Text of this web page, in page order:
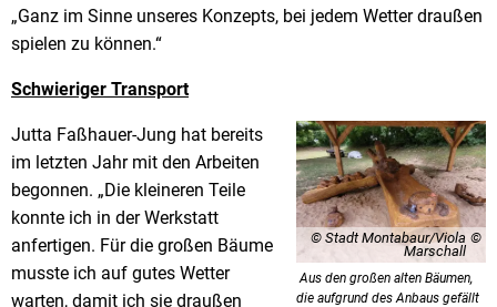
„Ganz im Sinne unseres Konzepts, bei jedem Wetter draußen
spielen zu können.“
Schwieriger Transport
© Stadt Montabaur/Viola
Marschall
Aus den großen alten Bäumen,
die aufgrund des Anbaus gefällt
Jutta Faßhauer-Jung hat bereits
im letzten Jahr mit den Arbeiten
begonnen. „Die kleineren Teile
konnte ich in der Werkstatt
anfertigen. Für die großen Bäume
musste ich auf gutes Wetter
warten, damit ich sie draußen